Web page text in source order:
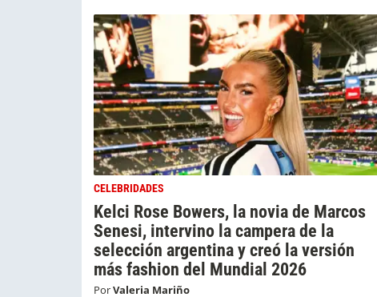
CELEBRIDADES
Kelci Rose Bowers, la novia de Marcos
Senesi, intervino la campera de la
selección argentina y creó la versión
más fashion del Mundial 2026
PorValeria Mariño